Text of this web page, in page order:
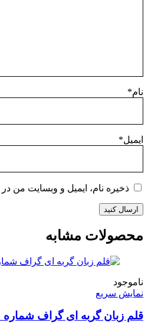
نام*
ایمیل*
ذخیره نام، ایمیل و وبسایت من
محصولات مشابه
ناموجود
نمایش سریع
قلم زبان گربه ای گراف شماره 12